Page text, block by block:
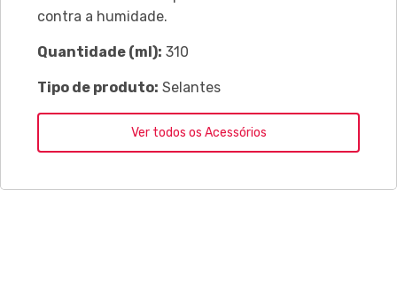
contra a humidade.
Quantidade (ml): 310
Tipo de produto: Selantes
Ver todos os Acessórios